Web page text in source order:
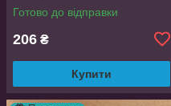
Готово до відправки
206 ₴
Купити